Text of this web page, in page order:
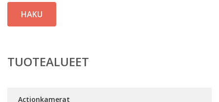
HAKU
TUOTEALUEET
Actionkamerat